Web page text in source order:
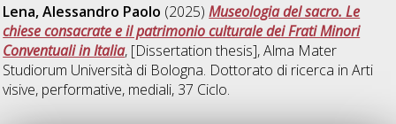
Lena, Alessandro Paolo (2025)Museologia del sacro. Le
chiese consacrate e il patrimonio culturale dei Frati Minori
Conventuali in Italia, [Dissertation thesis], Alma Mater
Studiorum Università di Bologna. Dottorato di ricerca inArti
visive, performative, mediali, 37 Ciclo.